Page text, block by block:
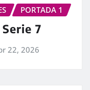
PORTADA 1
7
22, 2026